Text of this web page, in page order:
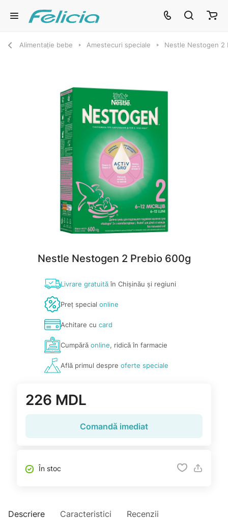
Alimentație bebe Amestecuri speciale Nestle Nestogen 2
Nestle Nestogen 2 Prebio 600g
Livrare gratuităîn Chișinău și regiuni
Preț special online
Achitare cu card
Cumpărăonline, ridică în farmacie
Află primul despre oferte speciale
226 MDL
Comandă imediat
În stoc
Descriere Caracteristici Recenzii